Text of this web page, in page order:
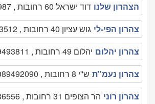
הצהרון שלנו דוד ישראל 60 רחובות , 0502024987
צהרון הפי-לי גוש עציון 40 רחובות , 0503333512
צהרון יהלום יהלום 49 רחובות , 089493811
צהרון נעמ''ת ש''י 8 רחובות , 089492090
צהרון רוני הר הצופים 31 רחובות , 0544686556